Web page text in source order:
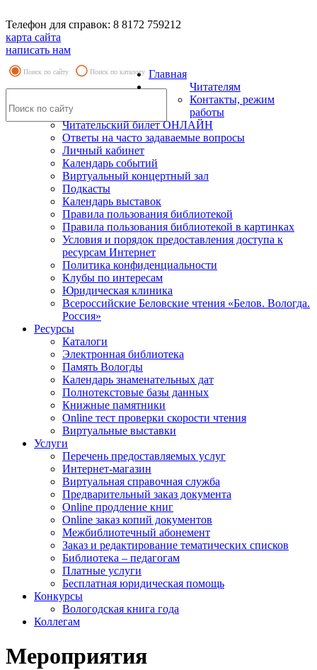
Телефон для справок: 8 8172 759212
карта сайта
написать нам
Поиск по сайту Поиск по каталогу Главная
Читателям
Контакты, режим
работы
Читательский билет ОНЛАЙН
Ответы на часто задаваемые вопросы
Личный кабинет
Календарь событий
Виртуальный концертный зал
Подкасты
Календарь выставок
Правила пользования библиотекой
Правила пользования библиотекой в картинках
Условия и порядок предоставления доступа к
ресурсам Интернет
Политика конфиденциальности
Клубы по интересам
Юридическая клиника
Всероссийские Беловские чтения «Белов. Вологда.
Россия»
Ресурсы
Каталоги
Электронная библиотека
Память Вологды
Календарь знаменательных дат
Полнотекстовые базы данных
Книжные памятники
Online тест проверки скорости чтения
Виртуальные выставки
Услуги
Перечень предоставляемых услуг
Интернет-магазин
Виртуальная справочная служба
Предварительный заказ документа
Online продление книг
Online заказ копий документов
Межбиблиотечный абонемент
Заказ и редактирование тематических списков
Библиотека – педагогам
Платные услуги
Бесплатная юридическая помощь
Конкурсы
Вологодская книга года
Коллегам
Мероприятия